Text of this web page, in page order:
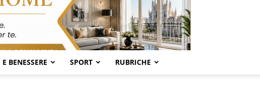
BENESSERE SPORT RUBRICHE